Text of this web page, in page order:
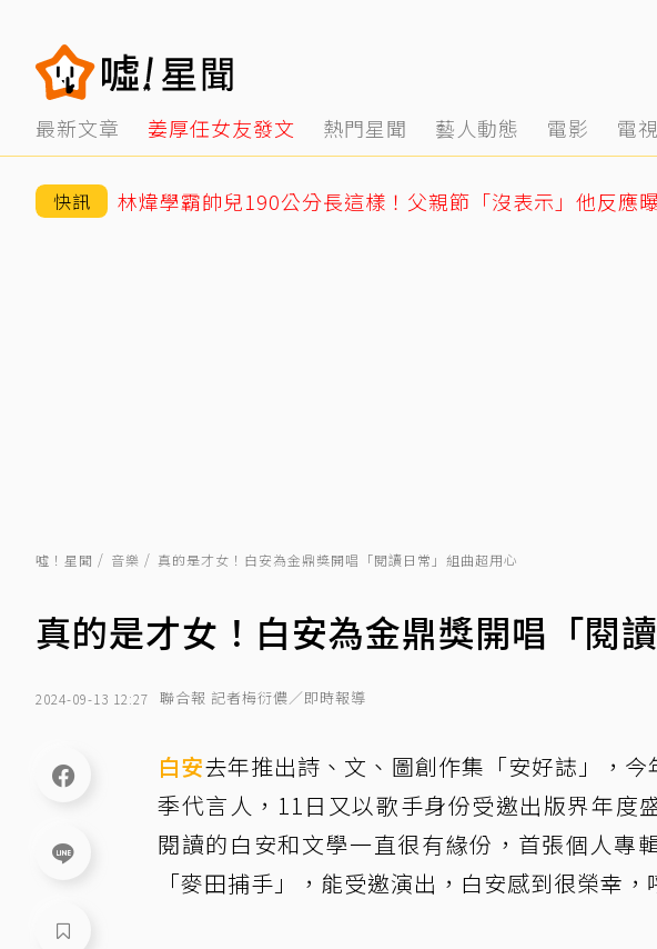
最新文章 姜厚任女友發文 熱門星聞 藝人動態 電影 電視
快訊 林煒學霸帥兒190公分長這樣！父親節「沒表示」他反應
噓！星聞 音樂 真的是才女！白安為金鼎獎開唱「閱讀日常」組曲超用心
真的是才女！白安為金鼎獎開唱「閱
2024-09-13 12:27 聯合報 記者梅衍儂／即時報導
白安去年推出詩、文、圖創作集「安好誌」，
季代言人，11日又以歌手身份受邀出版界年度
閱讀的白安和文學一直很有緣份，首張個人專
「麥田捕手」，能受邀演出，白安感到很榮幸